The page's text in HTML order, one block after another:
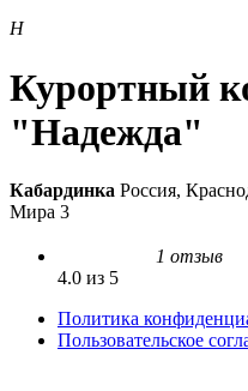
Н
Курортный
"Надежда"
Кабардинка Россия,
Мира 3
1 отзыв
4.0 из 5
Политика
Пользовательское